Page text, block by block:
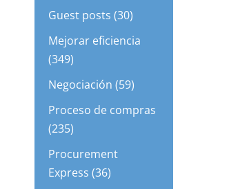
Guest posts (30)
Mejorar eficiencia
(349)
Negociación (59)
Proceso de compras
(235)
Procurement
Express (36)